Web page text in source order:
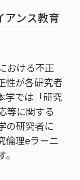
アンス教育
おける不正
性が各研究者
学では「研究
等に関する
の研究者に
倫理eラーニ